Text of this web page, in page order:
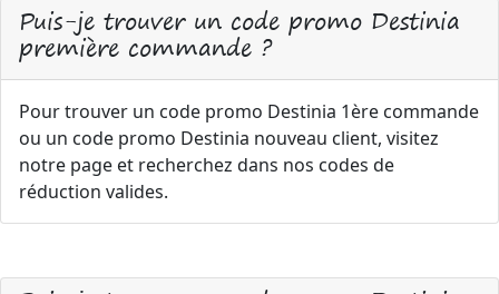
Puis-je trouver un code promo Destinia
première commande ?
Pour trouver un code promo Destinia 1ère commande
ou un code promo Destinia nouveau client, visitez
notre page et recherchez dans nos codes de
réduction valides.